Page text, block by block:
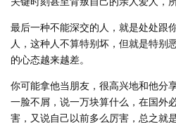
最后一种不能深交的人，就是处处跟
人，这种人不算特别坏，但就是特别
的心态越来越差。
你可能拿他当朋友，很高兴地和他分
一脸不屑，说一万块算什么，在国外
害，又说自己以前多么厉害，总之就